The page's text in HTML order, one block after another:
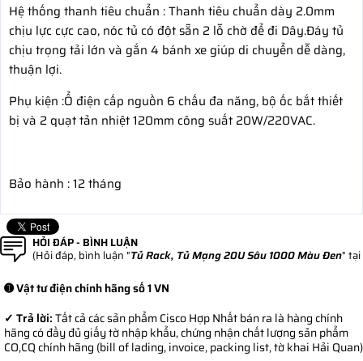
Hệ thống thanh tiêu chuẩn : Thanh tiêu chuẩn dày 2.0mm
chịu lực cực cao, nóc tủ có đột sẵn 2 lỗ chờ để đi Dây.Đáy tủ
chịu trọng tải lớn và gắn 4 bánh xe giúp di chuyển dễ dàng,
thuận lợi.
Phụ kiện :Ổ điện cấp nguồn 6 chấu đa năng, bộ ốc bắt thiết
bị và 2 quạt tản nhiệt 120mm công suất 20W/220VAC.
Bảo hành : 12 tháng
HỎI ĐÁP - BÌNH LUẬN
(Hỏi đáp, bình luận "Tủ Rack, Tủ Mạng 20U Sâu 1000 Màu Đen"
➊ Vật tư điện chính hãng số 1 VN
✓ Trả lời:Tất cả các sản phẩm Cisco Hợp Nhất bán ra là hàng chính
hãng có đầy đủ giấy tờ nhập khẩu, chứng nhận chất lượng sản phẩm
CO,CQ chính hãng (bill of lading, invoice, packing list, tờ khai Hải Quan)